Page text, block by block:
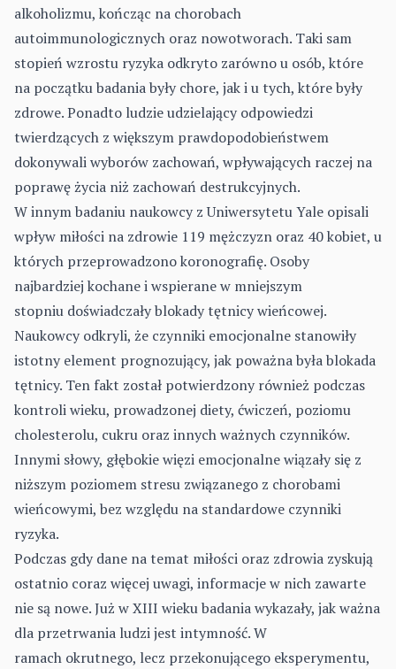
alkoholizmu, kończąc na chorobach
autoimmunologicznych oraz nowotworach. Taki sam
stopień wzrostu ryzyka odkryto zarówno u osób, które
na początku badania były chore, jak i u tych, które były
zdrowe. Ponadto ludzie udzielający odpowiedzi
twierdzących z większym prawdopodobieństwem
dokonywali wyborów zachowań, wpływających raczej na
poprawę życia niż zachowań destrukcyjnych.
W innym badaniu naukowcy z Uniwersytetu Yale opisali
wpływ miłości na zdrowie 119 mężczyzn oraz 40 kobiet, u
których przeprowadzono koronografię. Osoby
najbardziej kochane i wspierane w mniejszym
stopniu doświadczały blokady tętnicy wieńcowej.
Naukowcy odkryli, że czynniki emocjonalne stanowiły
istotny element prognozujący, jak poważna była blokada
tętnicy. Ten fakt został potwierdzony również podczas
kontroli wieku, prowadzonej diety, ćwiczeń, poziomu
cholesterolu, cukru oraz innych ważnych czynników.
Innymi słowy, głębokie więzi emocjonalne wiązały się z
niższym poziomem stresu związanego z chorobami
wieńcowymi, bez względu na standardowe czynniki
ryzyka.
Podczas gdy dane na temat miłości oraz zdrowia zyskują
ostatnio coraz więcej uwagi, informacje w nich zawarte
nie są nowe. Już w XIII wieku badania wykazały, jak ważna
dla przetrwania ludzi jest intymność. W
ramach okrutnego, lecz przekonującego eksperymentu,